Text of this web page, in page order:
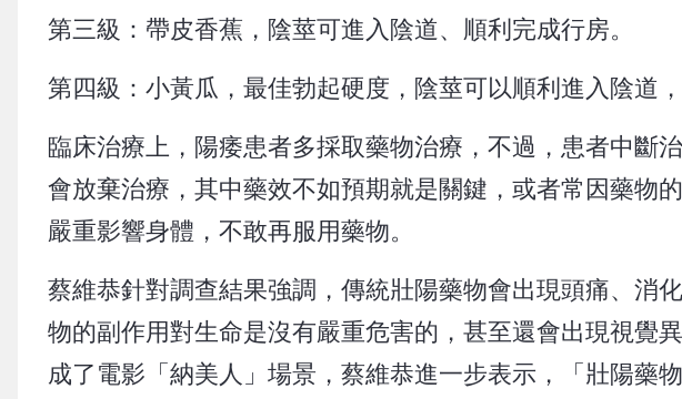
第三級：帶皮香蕉，陰莖可進入陰道、順利完成行房。
第四級：小黃瓜，最佳勃起硬度，陰莖可以順利進入陰道，
臨床治療上，陽痿患者多採取藥物治療，不過，患者中斷
會放棄治療，其中藥效不如預期就是關鍵，或者常因藥物
嚴重影響身體，不敢再服用藥物。
蔡維恭針對調查結果強調，傳統壯陽藥物會出現頭痛、消
物的副作用對生命是沒有嚴重危害的，甚至還會出現視覺
成了電影「納美人」場景，蔡維恭進一步表示，「壯陽藥